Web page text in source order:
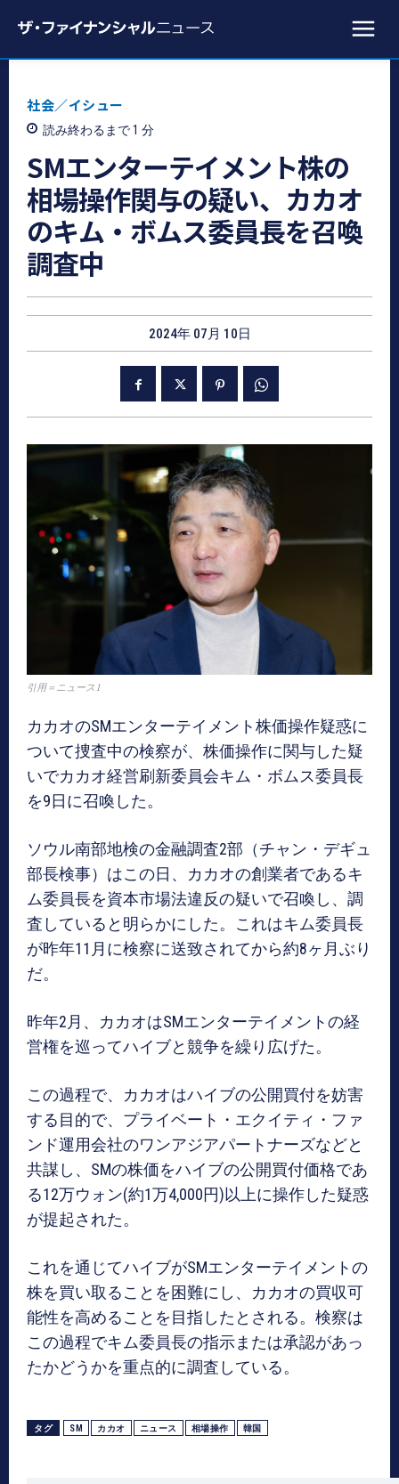
社会／イシュー
読み終わるまで 1 分
SMエンターテイメント株の
相場操作関与の疑い、カカオ
のキム・ボムス委員長を召喚
調査中
2024年 07月 10日
引用＝ニュース1
カカオのSMエンターテイメント株価操作疑惑に
ついて捜査中の検察が、株価操作に関与した疑
いでカカオ経営刷新委員会キム・ボムス委員長
を9日に召喚した。
ソウル南部地検の金融調査2部（チャン・デギュ
部長検事）はこの日、カカオの創業者であるキ
ム委員長を資本市場法違反の疑いで召喚し、調
査していると明らかにした。これはキム委員長
が昨年11月に検察に送致されてから約8ヶ月ぶり
だ。
昨年2月、カカオはSMエンターテイメントの経
営権を巡ってハイブと競争を繰り広げた。
この過程で、カカオはハイブの公開買付を妨害
する目的で、プライベート・エクイティ・ファ
ンド運用会社のワンアジアパートナーズなどと
共謀し、SMの株価をハイブの公開買付価格であ
る12万ウォン(約1万4,000円)以上に操作した疑惑
が提起された。
これを通じてハイブがSMエンターテイメントの
株を買い取ることを困難にし、カカオの買収可
能性を高めることを目指したとされる。検察は
この過程でキム委員長の指示または承認があっ
たかどうかを重点的に調査している。
タグ SM カカオ ニュース 相場操作 韓国